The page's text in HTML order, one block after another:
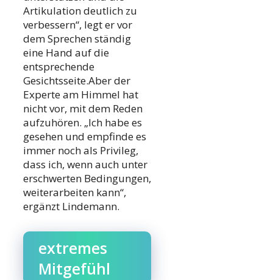
Artikulation deutlich zu
verbessern“, legt er vor
dem Sprechen ständig
eine Hand auf die
entsprechende
Gesichtsseite.Aber der
Experte am Himmel hat
nicht vor, mit dem Reden
aufzuhören. „Ich habe es
gesehen und empfinde es
immer noch als Privileg,
dass ich, wenn auch unter
erschwerten Bedingungen,
weiterarbeiten kann“,
ergänzt Lindemann.
extremes
Mitgefühl